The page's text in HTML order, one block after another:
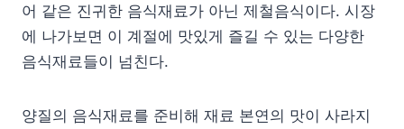
어 같은 진귀한 음식재료가 아닌 제철음식이다. 시장
에 나가보면 이 계절에 맛있게 즐길 수 있는 다양한
음식재료들이 넘친다.
양질의 음식재료를 준비해 재료 본연의 맛이 사라지